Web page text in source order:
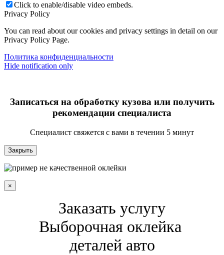
Click to enable/disable video embeds.
Privacy Policy
You can read about our cookies and privacy settings in detail on our
Privacy Policy Page.
Политика конфиденциальности
Hide notification only
Записаться на обработку кузова или получить
рекомендации специалиста
Специалист свяжется с вами в течении 5 минут
Закрыть
×
Заказать услугу
Выборочная оклейка
деталей авто